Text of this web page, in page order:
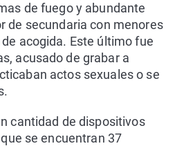
de fuego y abundante
de secundaria con menores
acogida. Este último fue
acusado de grabar a
actos sexuales o se
cantidad de dispositivos
se encuentran 37